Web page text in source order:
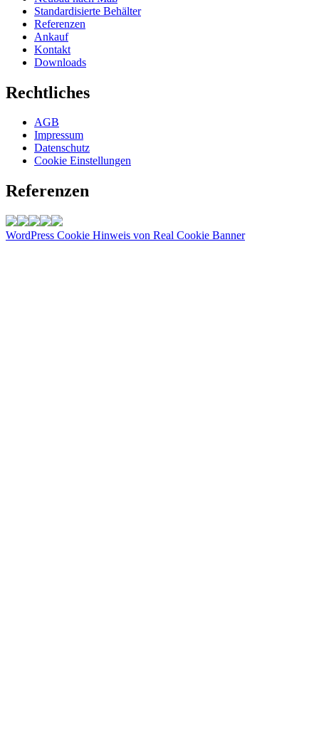
Standardisierte Behälter
Referenzen
Ankauf
Kontakt
Downloads
Rechtliches
AGB
Impressum
Datenschutz
Cookie Einstellungen
Referenzen
WordPress Cookie Hinweis von Real Cookie Banner